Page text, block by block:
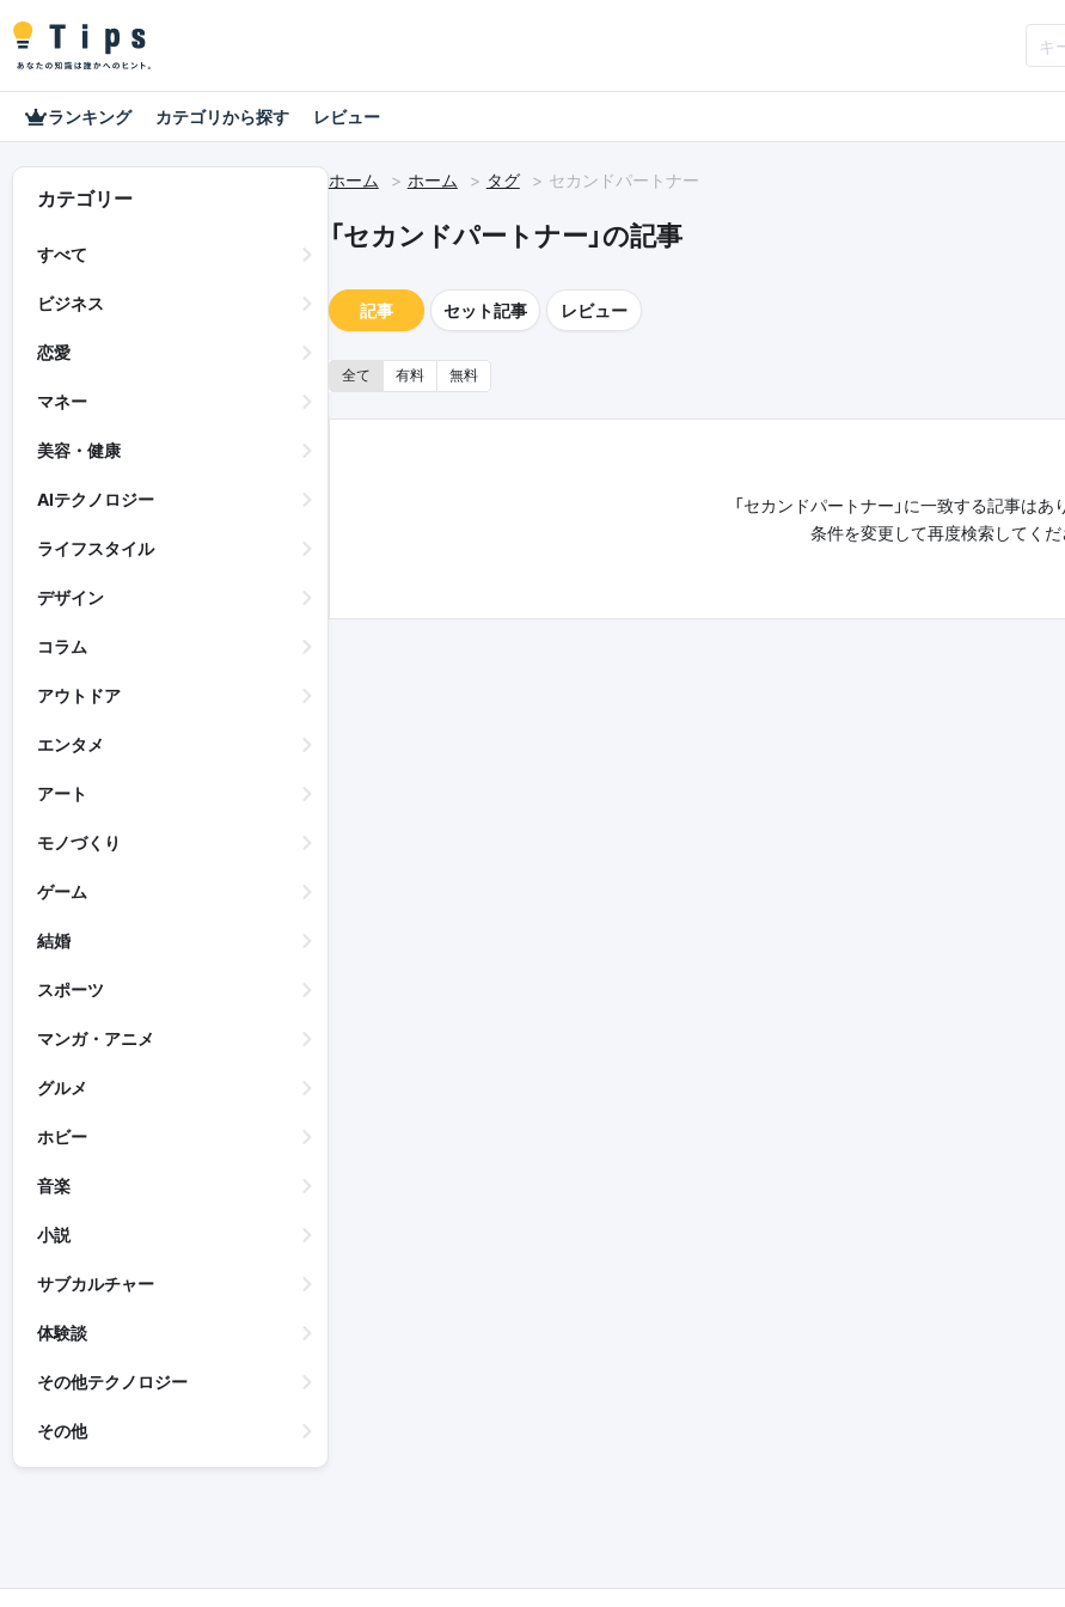
ランキング カテゴリから探す レビュー
カテゴリー
すべて
ビジネス
恋愛
マネー
美容・健康
AIテクノロジー
ライフスタイル
デザイン
コラム
アウトドア
エンタメ
アート
モノづくり
ゲーム
結婚
スポーツ
マンガ・アニメ
グルメ
ホビー
音楽
小説
サブカルチャー
体験談
その他テクノロジー
その他
ホーム ホーム タグ セカンドパートナー
「セカンドパートナー」の記事
記事 セット記事 レビュー
全て 有料 無料
「セカンドパートナー」に一致する記事はあ
条件を変更して再度検索してくだ